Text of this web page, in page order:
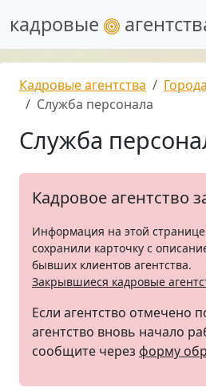
кадровые
Кадровые агентства Города
Служба персонала
Служба
Кадровое агентство
Информация на этой
сохранили карточку с
бывших клиентов агентства.
Закрывшиеся кадровые
Если агентство отмечено
агентство вновь начало
сообщите через форму